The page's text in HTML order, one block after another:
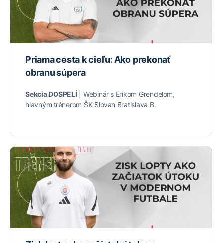
Priama cesta k cieľu: Ako prekonať
obranu súpera
Sekcia DOSPELÍ | Webinár s Erikom Grendelom,
hlavným trénerom ŠK Slovan Bratislava B.